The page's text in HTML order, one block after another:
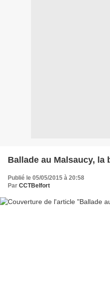
Ballade au Malsaucy, la
Publié le 05/05/2015 à 20:58
Par CCTBelfort